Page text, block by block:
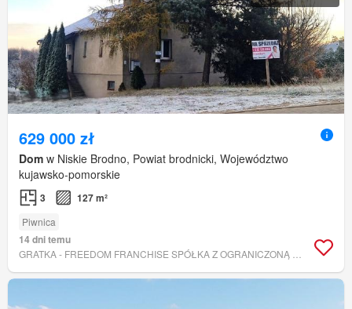
629 000 zł
Dom w Niskie Brodno, Powiat brodnicki, Województwo
kujawsko-pomorskie
3 127 m²
Piwnica
14 dni temu